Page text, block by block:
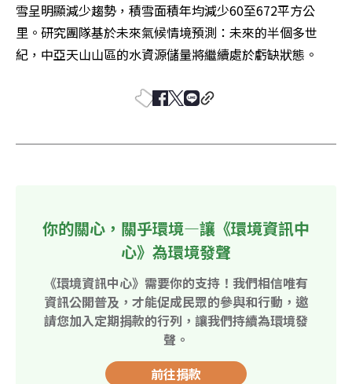
雪呈明顯減少趨勢，積雪面積年均減少60至672平方公
里。研究團隊基於未來氣候情境預測：未來的半個多世
紀，中亞天山山區的水資源儲量將繼續處於虧缺狀態。
你的關心，關乎環境—讓《環境資訊中
心》為環境發聲
《環境資訊中心》需要你的支持！我們相信唯有
資訊公開普及，才能促成民眾的參與和行動，邀
請您加入定期捐款的行列，讓我們持續為環境發
聲。
前往捐款